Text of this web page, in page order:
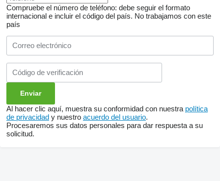
Compruebe el número de teléfono: debe seguir el formato
internacional e incluir el código del país. No trabajamos con este
país
Al hacer clic aquí, muestra su conformidad con nuestra política
de privacidad y nuestro acuerdo del usuario.
Procesaremos sus datos personales para dar respuesta a su
solicitud.